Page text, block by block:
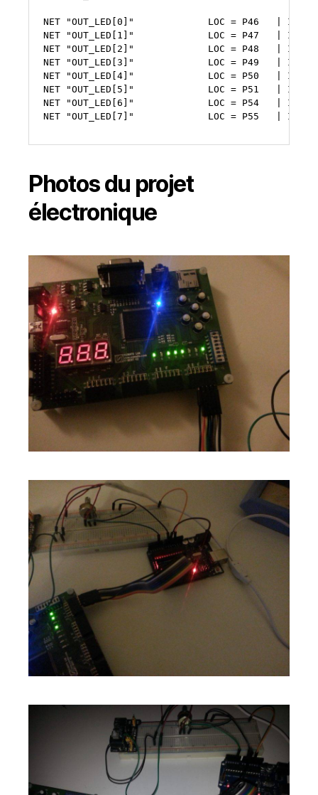
NET "OUT_LED[0]" LOC = P46
NET
"OUT_LED[1]" LOC = P47
NET
"OUT_LED[2]" LOC = P48
NET
"OUT_LED[3]" LOC = P49
NET
"OUT_LED[4]" LOC = P50
NET
"OUT_LED[5]" LOC = P51
NET
"OUT_LED[6]" LOC = P54
NET
"OUT_LED[7]" LOC = P55
Photos du projet
électronique